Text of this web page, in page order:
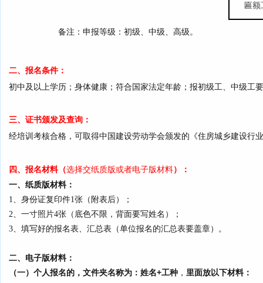
匾额
备注：申报等级： 初级、中级、高级。
二、报名条件：
初中及以上学历；身体健康；符合国家法定年龄；报初级工、中级
三、证书颁发及查询：
经培训考核合格，可取得中国建设劳动学会颁发的《住房城乡建设行
四、报名材料（选择交纸质版或者电子版材料） ：
一、纸质版材料：
1、身份证复印件1张（附表后）
；
2、一寸照片4张（底色不限，背面要写姓名）；
3、填写好的报名表、汇总表（单位报名的汇总表要盖章）。
二、电子版材料：
（一） 个人报名的，文件夹名称为：姓名+工种 ， 里面放以下材料：